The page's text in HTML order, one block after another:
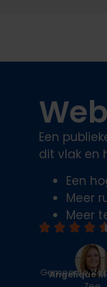
Een
dit vlak en
Een
Meer
Meer
Angelique
Gemeente